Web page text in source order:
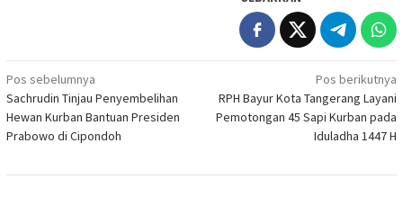
Navigasi
pos
Pos sebelumnya
Sachrudin Tinjau Penyembelihan
Hewan Kurban Bantuan Presiden
Prabowo di Cipondoh
Pos berikutnya
RPH Bayur Kota Tangerang Layani
Pemotongan 45 Sapi Kurban pada
Iduladha 1447 H